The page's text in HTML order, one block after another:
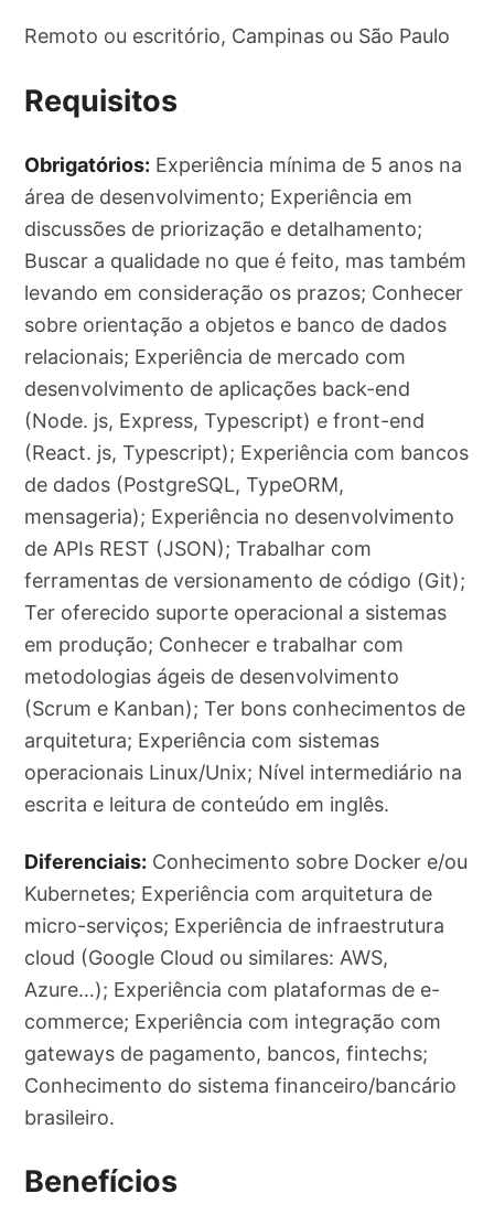
Remoto ou escritório, Campinas ou São Paulo
Requisitos
Obrigatórios: Experiência mínima de 5 anos na
área de desenvolvimento; Experiência em
discussões de priorização e detalhamento;
Buscar a qualidade no que é feito, mas também
levando em consideração os prazos; Conhecer
sobre orientação a objetos e banco de dados
relacionais; Experiência de mercado com
desenvolvimento de aplicações back-end
(Node. js, Express, Typescript) e front-end
(React. js, Typescript); Experiência com bancos
de dados (PostgreSQL, TypeORM,
mensageria); Experiência no desenvolvimento
de APIs REST (JSON); Trabalhar com
ferramentas de versionamento de código (Git);
Ter oferecido suporte operacional a sistemas
em produção; Conhecer e trabalhar com
metodologias ágeis de desenvolvimento
(Scrum e Kanban); Ter bons conhecimentos de
arquitetura; Experiência com sistemas
operacionais Linux/Unix; Nível intermediário na
escrita e leitura de conteúdo em inglês.
Diferenciais: Conhecimento sobre Docker e/ou
Kubernetes; Experiência com arquitetura de
micro-serviços; Experiência de infraestrutura
cloud (Google Cloud ou similares: AWS,
Azure…); Experiência com plataformas de e-
commerce; Experiência com integração com
gateways de pagamento, bancos, fintechs;
Conhecimento do sistema financeiro/bancário
brasileiro.
Benefícios